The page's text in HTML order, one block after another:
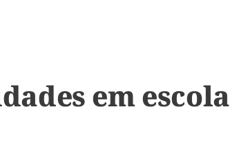
em escola